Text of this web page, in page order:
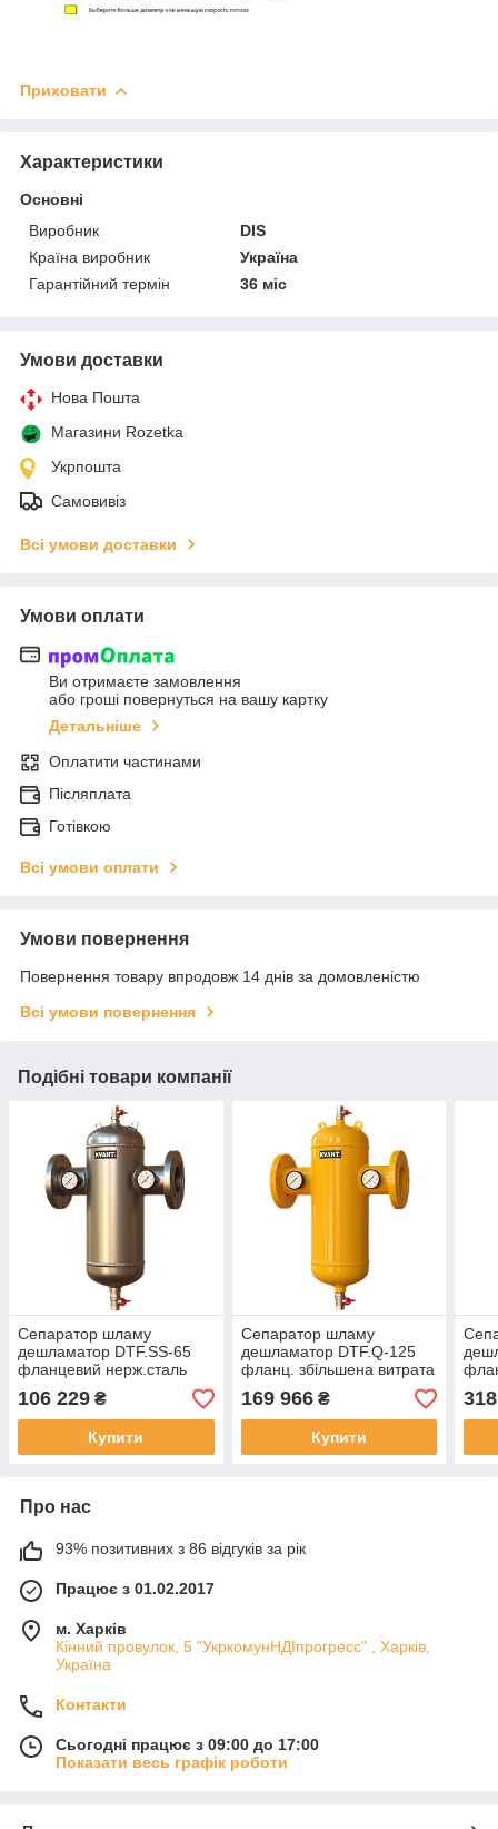
Приховати
Характеристики
Основні
Виробник
DIS
Країна виробник
Україна
Гарантійний термін
36 міс
Умови доставки
Нова Пошта
Магазини Rozetka
Укрпошта
Самовивіз
Всі умови доставки
Умови оплати
Ви отримаєте замовлення
або гроші повернуться на вашу картку
Детальніше
Оплатити частинами
Післяплата
Готівкою
Всі умови оплати
Умови повернення
Повернення товару впродовж 14 днів за домовленістю
Всі умови повернення
Подібні товари компанії
Сепаратор шламу
дешламатор DTF.SS-65
фланцевий нерж.сталь
DiRT
106 229 ₴
Купити
Сепаратор шламу
дешламатор DTF.Q-125
фланц. збільшена витрата
DiRT
169 966₴
Купити
Про нас
93% позитивних з 86 відгуків за рік
Працює з 01.02.2017
м. Харків
Кінний провулок, 5 "УкркомунНДІпрогресс" , Харків,
Україна
Контакти
Сьогодні працює з 09:00 до 17:00
Показати весь графік роботи